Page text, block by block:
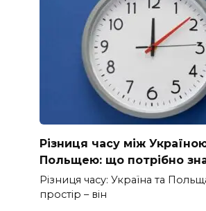
Різниця часу між
Польщею: що потрібно
Різниця часу: Україна та
простір – він